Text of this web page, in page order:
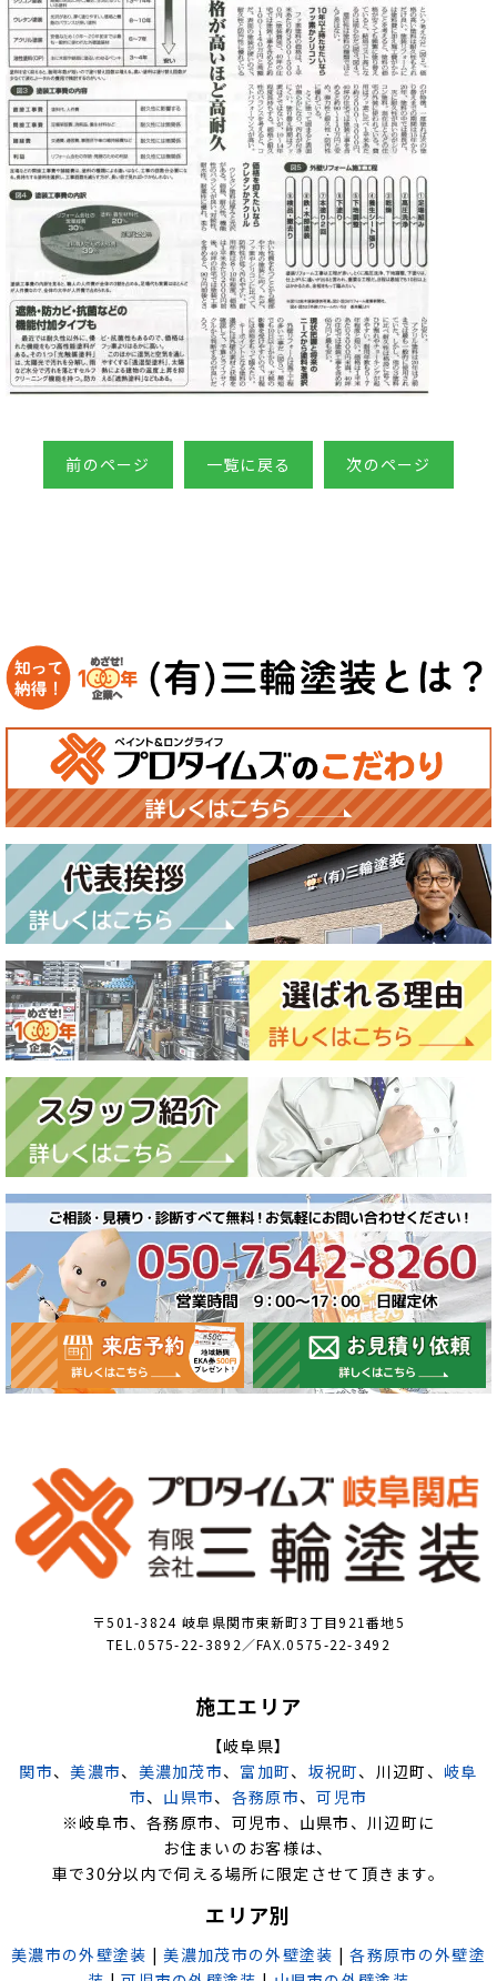
前のページ 一覧に戻る 次のページ
〒501-3824 岐阜県関市東新町3丁目921番地5
TEL.0575-22-3892／FAX.0575-22-3492
施工エリア
【岐阜県】
関市、美濃市、 美濃加茂市、 富加町、 坂祝町、川辺町、 岐阜
市、 山県市、 各務原市、可児市
※岐阜市、各務原市、可児市、山県市、川辺町に
お住まいのお客様は、
車で30分以内で伺える場所に限定させて頂きます。
エリア別
美濃市の外壁塗装 |美濃加茂市の外壁塗装 |各務原市の外壁塗